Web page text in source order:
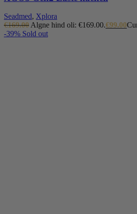
Seadmed, Xplora
€169.00 Algne hind oli: €169.00.€99.00
-39% Sold out